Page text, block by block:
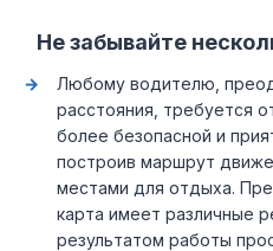
Не забывайте
Любому водителю,
расстояния, требуется
более безопасной и
построив маршрут
местами для отдыха.
карта имеет различные
результатом работы